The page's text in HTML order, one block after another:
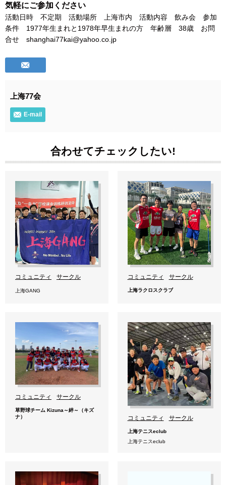
気軽にご参加ください
活動日時 不定期 活動場所 上海市内 活動内容 飲み会 参加
条件 1977年生まれと1978年早生まれの方 年齢層 38歳 お問
合せ shanghai77kai@yahoo.co.jp
上海77会
E-mail
合わせてチェックしたい!
コミュニティ サークル
上海GANG
コミュニティ サークル
上海ラクロスクラブ
コミュニティ サークル
草野球チーム Kizuna～絆～（キズ
ナ）
コミュニティ サークル
上海テニスeclub
上海テニスeclub